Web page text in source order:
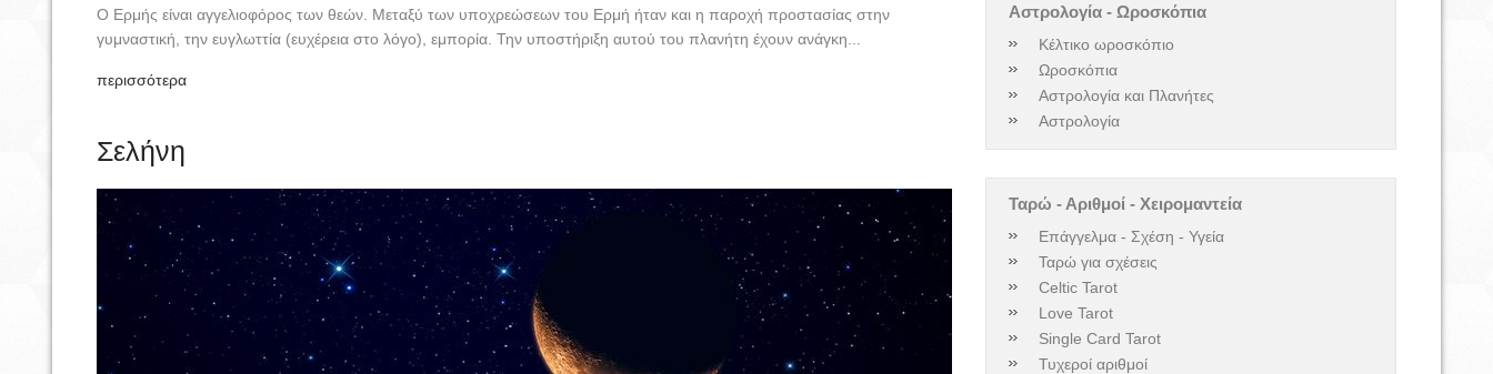
Ο Ερμής είναι αγγελιοφόρος των θεών. Μεταξύ των υποχρεώσεων του Ερμή ήταν και η παροχή προστασίας στην
γυμναστική, την ευγλωττία (ευχέρεια στο λόγο), εμπορία. Την υποστήριξη αυτού του πλανήτη έχουν ανάγκη...
περισσότερα
Σελήνη
Αστρολογία - Ωροσκόπια
Κέλτικο ωροσκόπιο
Ωροσκόπια
Αστρολογία και Πλανήτες
Αστρολογία
Ταρώ - Αριθμοί - Χειρομαντεία
Επάγγελμα - Σχέση - Υγεία
Ταρώ για σχέσεις
Celtic Tarot
Love Tarot
Single Card Tarot
Τυχεροί αριθμοί